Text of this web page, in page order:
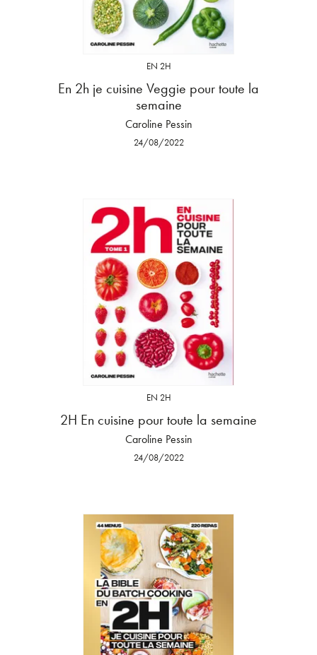
EN 2H
En 2h je cuisine Veggie pour toute la
semaine
Caroline Pessin
24/08/2022
EN 2H
2H En cuisine pour toute la semaine
Caroline Pessin
24/08/2022